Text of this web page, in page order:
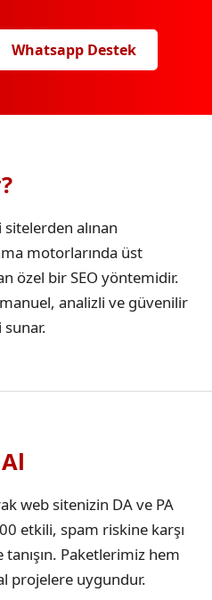
Whatsapp Destek
alınan
motorlarında üst
özel bir SEO yöntemidir.
analizli ve güvenilir
web sitenizin DA ve PA
etkili, spam riskine karşı
Paketlerimiz hem
projelere uygundur.